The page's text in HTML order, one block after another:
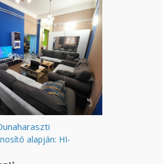
alapján: HI-